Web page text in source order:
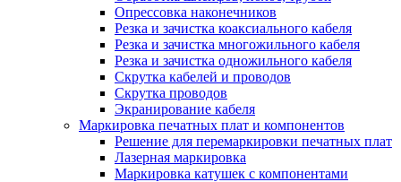
Опрессовка наконечников
Резка и зачистка коаксиального кабеля
Резка и зачистка многожильного кабеля
Резка и зачистка одножильного кабеля
Скрутка кабелей и проводов
Скрутка проводов
Экранирование кабеля
Маркировка печатных плат и компонентов
Решение для перемаркировки печатных плат
Лазерная маркировка
Маркировка катушек с компонентами